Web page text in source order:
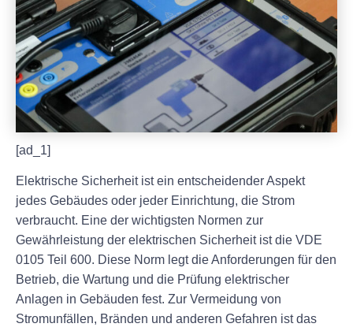
[ad_1]
Elektrische Sicherheit ist ein entscheidender Aspekt
jedes Gebäudes oder jeder Einrichtung, die Strom
verbraucht. Eine der wichtigsten Normen zur
Gewährleistung der elektrischen Sicherheit ist die VDE
0105 Teil 600. Diese Norm legt die Anforderungen für den
Betrieb, die Wartung und die Prüfung elektrischer
Anlagen in Gebäuden fest. Zur Vermeidung von
Stromunfällen, Bränden und anderen Gefahren ist das